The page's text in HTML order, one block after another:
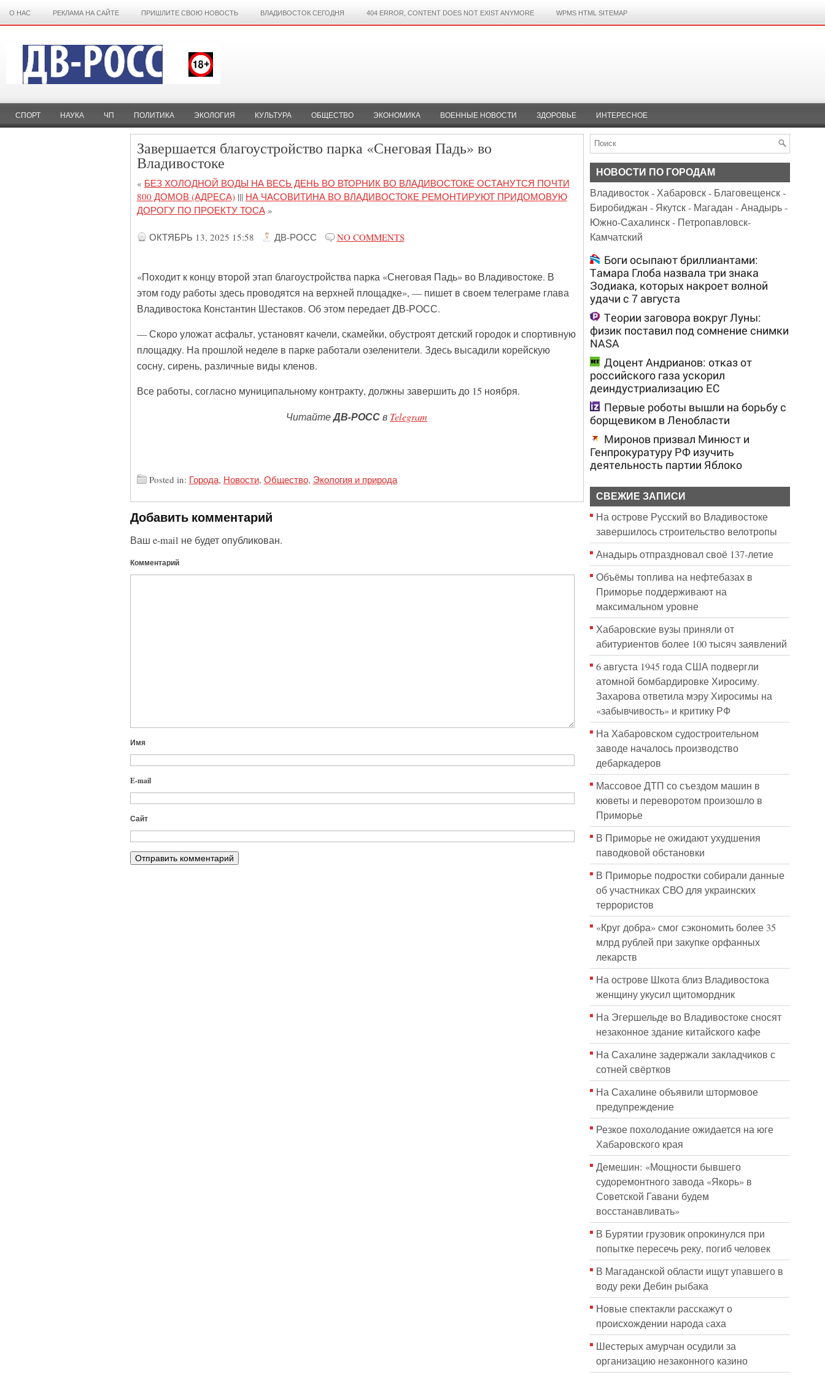
О НАС РЕКЛАМА НА САЙТЕ ПРИШЛИТЕ СВОЮ НОВОСТЬ ВЛАДИВОСТОК СЕГОДНЯ 404 ERROR, CONTENT DOES NOT EXIST ANYMORE WPMS HTML SITEMAP
СПОРТ НАУКА ЧП ПОЛИТИКА ЭКОЛОГИЯ КУЛЬТУРА ОБЩЕСТВО ЭКОНОМИКА ВОЕННЫЕ НОВОСТИ ЗДОРОВЬЕ ИНТЕРЕСНОЕ
Завершается благоустройство парка «Снеговая Падь» во
Владивостоке
« БЕЗ ХОЛОДНОЙ ВОДЫ НА ВЕСЬ ДЕНЬ ВО ВТОРНИК ВО ВЛАДИВОСТОКЕ ОСТАНУТСЯ ПОЧТИ
800 ДОМОВ (АДРЕСА)||| НА ЧАСОВИТИНА ВО ВЛАДИВОСТОКЕ РЕМОНТИРУЮТ ПРИДОМОВУЮ
ДОРОГУ ПО ПРОЕКТУ ТОСА»
ОКТЯБРЬ 13, 2025 15:58 ДВ-РОСС NO COMMENTS
«Походит к концу второй этап благоустройства парка «Снеговая Падь» во Владивостоке. В
этом году работы здесь проводятся на верхней площадке», — пишет в своем телеграме глава
Владивостока Константин Шестаков. Об этом передает ДВ-РОСС.
— Скоро уложат асфальт, установят качели, скамейки, обустроят детский городок и спортивную
площадку. На прошлой неделе в парке работали озеленители. Здесь высадили корейскую
сосну, сирень, различные виды кленов.
Все работы, согласно муниципальному контракту, должны завершить до 15 ноября.
ЧитайтеДВ-РОССв Telegram
Posted in: Города, Новости, Общество, Экология и природа
Добавить комментарий
Ваш e-mail не будет опубликован.
Комментарий
Имя
E-mail
Сайт
НОВОСТИ ПО ГОРОДАМ
Владивосток-Хабаровск- Благовещенск-
Биробиджан - Якутск- Магадан -Анадырь-
Южно-Сахалинск- Петропавловск-
Камчатский
Боги осыпают бриллиантами:
Тамара Глоба назвала три знака
Зодиака, которых накроет волной
удачи с 7 августа
Теории заговора вокруг Луны:
физик поставил под сомнение снимки
NASA
Доцент Андрианов: отказ от
российского газа ускорил
деиндустриализацию ЕС
Первые роботы вышли на борьбу с
борщевиком в Ленобласти
Миронов призвал Минюст и
Генпрокуратуру РФ изучить
деятельность партии Яблоко
СВЕЖИЕ ЗАПИСИ
На острове Русский во Владивостоке
завершилось строительство велотропы
Анадырь отпраздновал своё 137-летие
Объёмы топлива на нефтебазах в
Приморье поддерживают на
максимальном уровне
Хабаровские вузы приняли от
абитуриентов более 100 тысяч заявлений
6 августа 1945 года США подвергли
атомной бомбардировке Хиросиму.
Захарова ответила мэру Хиросимы на
«забывчивость» и критику РФ
На Хабаровском судостроительном
заводе началось производство
дебаркадеров
Массовое ДТП со съездом машин в
кюветы и переворотом произошло в
Приморье
В Приморье не ожидают ухудшения
паводковой обстановки
В Приморье подростки собирали данные
об участниках СВО для украинских
террористов
«Круг добра» смог сэкономить более 35
млрд рублей при закупке орфанных
лекарств
На острове Шкота близ Владивостока
женщину укусил щитомордник
На Эгершельде во Владивостоке сносят
незаконное здание китайского кафе
На Сахалине задержали закладчиков с
сотней свёртков
На Сахалине объявили штормовое
предупреждение
Резкое похолодание ожидается на юге
Хабаровского края
Демешин: «Мощности бывшего
судоремонтного завода «Якорь» в
Советской Гавани будем
восстанавливать»
В Бурятии грузовик опрокинулся при
попытке пересечь реку, погиб человек
В Магаданской области ищут упавшего в
воду реки Дебин рыбака
Новые спектакли расскажут о
происхождении народа cаха
Шестерых амурчан осудили за
организацию незаконного казино